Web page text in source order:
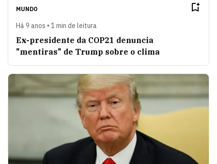
MUNDO
Há 9 anos • 1 min de leitura
Ex-presidente da COP21 denuncia
"mentiras" de Trump sobre o clima